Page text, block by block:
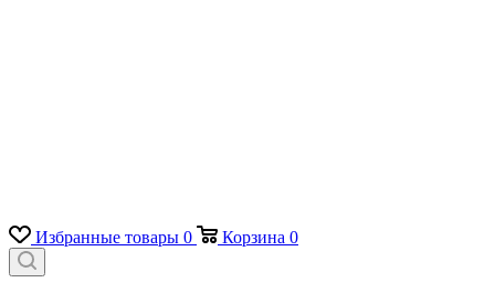
Избранные товары 0 Корзина 0